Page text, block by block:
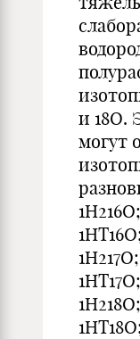
и 18O.
могут